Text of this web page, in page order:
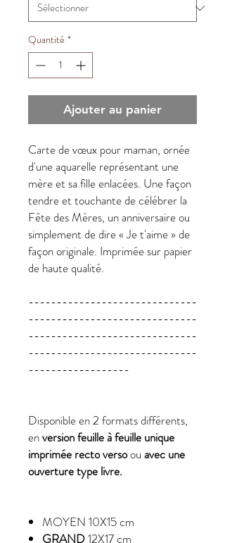
Quantité *
Ajouter au panier
Carte de vœux pour maman, ornée
d'une aquarelle représentant une
mère et sa fille enlacées. Une façon
tendre et touchante de célébrer la
Fête des Mères, un anniversaire ou
simplement de dire « Je t'aime » de
façon originale. Imprimée sur papier
de haute qualité.
------------------------------
------------------------------
------------------------------
------------------------------
------------------
Disponible en 2 formats différents,
enversion feuille à feuille unique
imprimée recto versoou avec une
ouverture type livre.
MOYEN 10X15 cm
GRAND12X17 cm